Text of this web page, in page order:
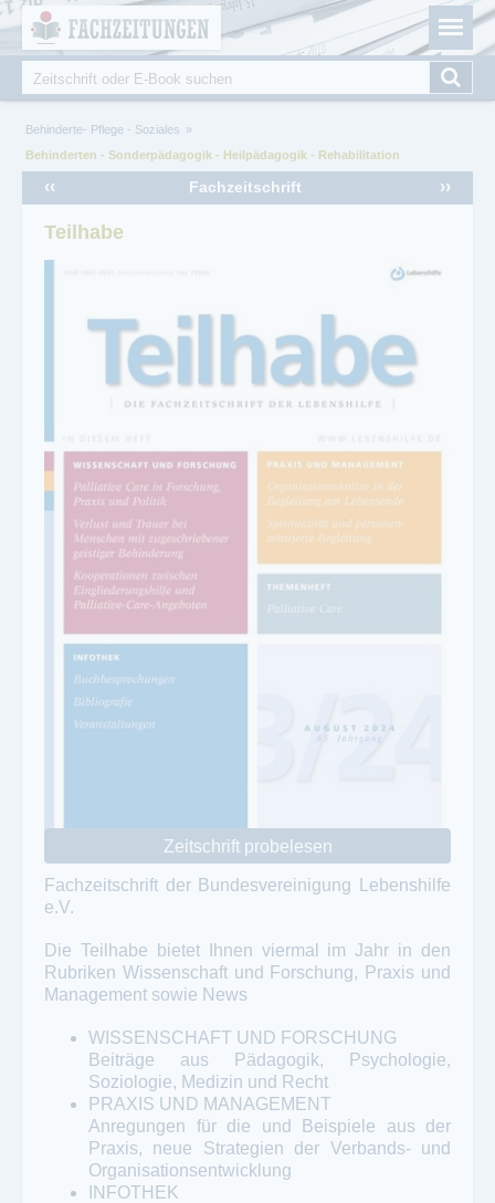
Fachzeitungen.de - Das unabhängige Portal für
Fachmagazine Fachpublikationen & eBooks
Suche
Sie sind hier
Behinderte- Pflege - Soziales
Behinderten - Sonderpädagogik - Heilpädagogik - Rehabilitation
Fachzeitschrift
‹‹ ››
Teilhabe
Zeitschrift probelesen
Fachzeitschrift der Bundesvereinigung Lebenshilfe
e.V.
Die Teilhabe bietet Ihnen viermal im Jahr in den
Rubriken Wissenschaft und Forschung, Praxis und
Management sowie News
WISSENSCHAFT UND FORSCHUNG
Beiträge aus Pädagogik, Psychologie,
Soziologie, Medizin und Recht
PRAXIS UND MANAGEMENT
Anregungen für die und Beispiele aus der
Praxis, neue Strategien der Verbands- und
Organisationsentwicklung
INFOTHEK
Cookie-Einstellungen